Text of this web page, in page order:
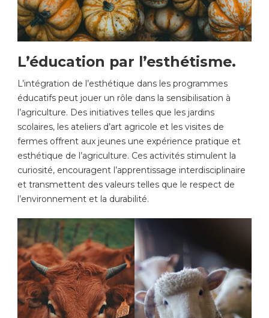
L’éducation par l’esthétisme.
L’intégration de l’esthétique dans les programmes
éducatifs peut jouer un rôle dans la sensibilisation à
l’agriculture. Des initiatives telles que les jardins
scolaires, les ateliers d’art agricole et les visites de
fermes offrent aux jeunes une expérience pratique et
esthétique de l’agriculture. Ces activités stimulent la
curiosité, encouragent l’apprentissage interdisciplinaire
et transmettent des valeurs telles que le respect de
l’environnement et la durabilité.